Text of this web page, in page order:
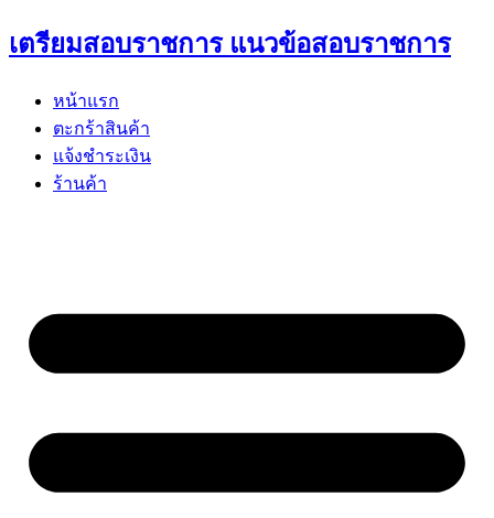
Skip
to
เตรียมสอบราชการ แนวข้อสอบราชการ
หน้าแรก
ตะกร้าสินค้า
แจ้งชำระเงิน
ร้านค้า